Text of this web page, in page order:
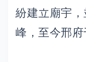
紛建立廟宇
峰，至今邢府